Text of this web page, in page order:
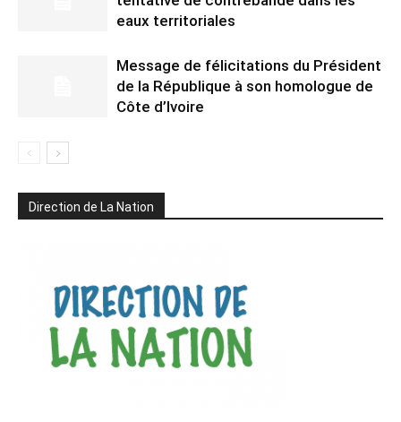
eaux territoriales
Message de félicitations du Président
de la République à son homologue de
Côte d’Ivoire
Direction de La Nation